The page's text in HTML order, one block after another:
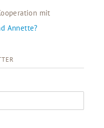
mit
Annette?